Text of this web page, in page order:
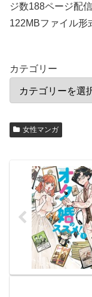
ジ数188ページ配
122MBファイル形
カテゴリー
女性マンガ